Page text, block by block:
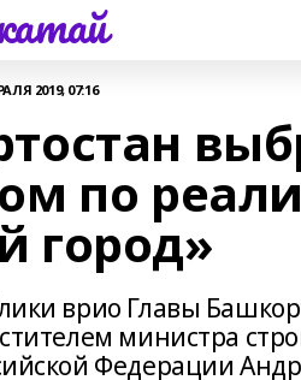
2019, 07:16
по
город»
врио Главы
министра
Федерации